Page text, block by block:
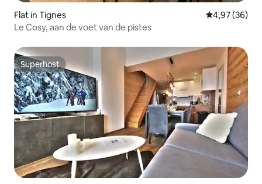
Flat in Tignes Gemiddelde
4,97 (36)
Le Cosy, aan de voet van de pistes
Superhost
Superhost